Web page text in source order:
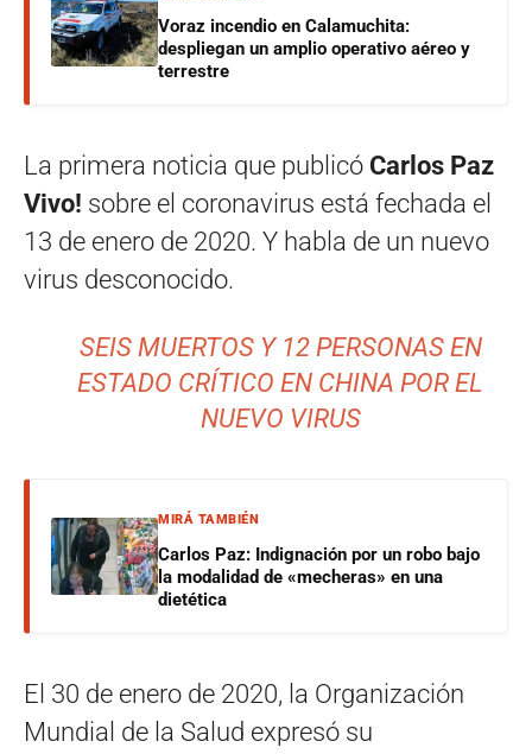
Voraz incendio en Calamuchita:
despliegan un amplio operativo aéreo y
terrestre
La primera noticia que publicó Carlos Paz
Vivo! sobre el coronavirus está fechada el
13 de enero de 2020. Y habla de un nuevo
virus desconocido.
SEIS MUERTOS Y 12 PERSONAS EN
ESTADO CRÍTICO EN CHINA POR EL
NUEVO VIRUS
MIRÁ TAMBIÉN
Carlos Paz: Indignación por un robo bajo
la modalidad de «mecheras» en una
dietética
El 30 de enero de 2020, la Organización
Mundial de la Salud expresó su